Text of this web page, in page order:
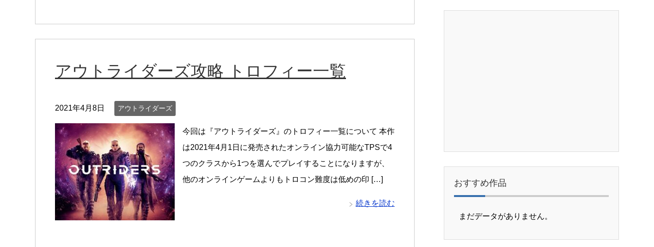
アウトライダーズ攻略 トロフィー一覧
2021年4月8日 アウトライダーズ
今回は『アウトライダーズ』のトロフィー一覧について 本作
は2021年4月1日に発売されたオンライン協力可能なTPSで4
つのクラスから1つを選んでプレイすることになりますが、
他のオンラインゲームよりもトロコン難度は低めの印 […]
続きを読む
おすすめ作品
まだデータがありません。